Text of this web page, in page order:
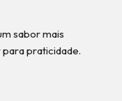
sabor mais
praticidade.